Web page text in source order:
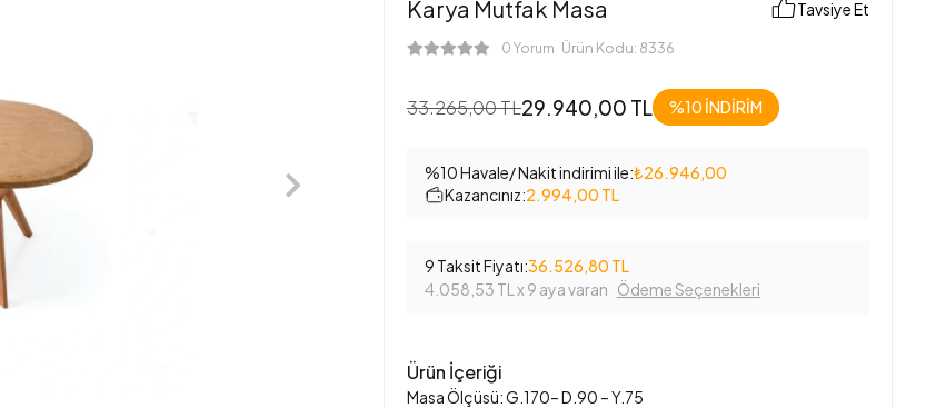
Karya Mutfak Masa
0 Yorum Ürün Kodu: 8336
Tavsiye Et
33.265,00 TL29.940,00 TL %10 İNDİRİM
%10 Havale/ Nakit indirimi ile:₺26.946,00
Kazancınız:2.994,00 TL
9 Taksit Fiyatı:36.526,80 TL
4.058,53 TL x 9 aya varan Ödeme Seçenekleri
Ürün İçeriği
Masa Ölçüsü: G.170– D.90 – Y.75